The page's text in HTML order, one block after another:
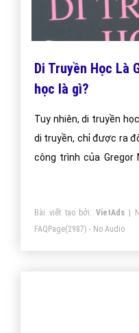
Di Truyền Học Là
học là gì?
Tuy nhiên, di truyền
di truyền, chỉ được ra
công trình của Gregor
cách riêng rẽ - mà
truyền được gọi là gen.
Bài viết tạo bởi:VietAds |
FAQPage(2987) - No Audio